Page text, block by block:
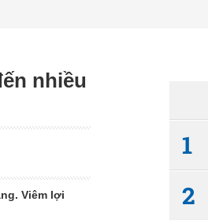
nhiều
Viêm lợi
1
2